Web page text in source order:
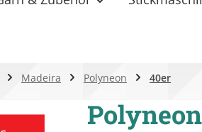
Madeira Polyneon 40er